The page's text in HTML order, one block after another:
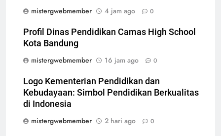
mistergwebmember 4 jam ago 0
Profil Dinas Pendidikan Camas High School
Kota Bandung
mistergwebmember
16 jam ago 0
Logo Kementerian Pendidikan dan
Kebudayaan: Simbol Pendidikan Berkualitas
di Indonesia
mistergwebmember
2 hari ago 0